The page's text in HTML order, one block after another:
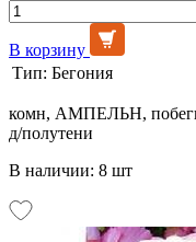
В корзину
Тип: Бегония
комн, АМПЕЛЬН, побеги
д/полутени
В наличии: 8 шт